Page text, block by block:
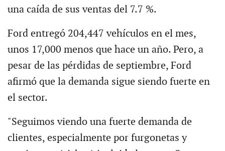
una caída de sus ventas del 7.7 %.
Ford entregó 204,447 vehículos en el mes,
unos 17,000 menos que hace un año. Pero, a
pesar de las pérdidas de septiembre, Ford
afirmó que la demanda sigue siendo fuerte en
el sector.
"Seguimos viendo una fuerte demanda de
clientes, especialmente por furgonetas y